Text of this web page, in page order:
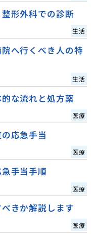
形外科での診断
生活
へ行くべき人の特
生活
な流れと処方薬
医療
応急手当
医療
手当手順
医療
きか解説します
医療